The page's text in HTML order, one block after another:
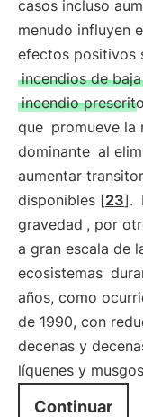
casos incluso
menudo influyen
efectos positivos
incendios de
incendio prescrito
que promueve la
dominante al
aumentar
disponibles [23].
gravedad , por
a gran escala de
ecosistemas
años, como
de 1990, con
decenas y
líquenes y
Continuar